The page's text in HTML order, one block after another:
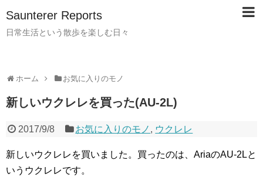
Saunterer Reports
日常生活という散歩を楽しむ日々
ホーム お気に入りのモノ
新しいウクレレを買った(AU-2L)
2017/9/8 お気に入りのモノ , ウクレレ
新しいウクレレを買いました。買ったのは、AriaのAU-2Lと
いうウクレレです。